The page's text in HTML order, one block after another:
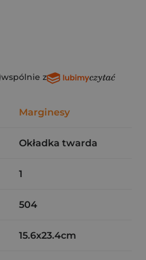
wspólnie z
Marginesy
Okładka twarda
1
504
15.6x23.4cm